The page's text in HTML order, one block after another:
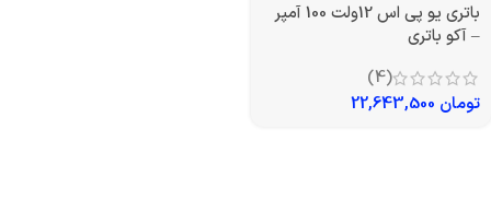
باتری یو پی اس 12ولت 100 آمپر
– آکو باتری
(4)
تومان